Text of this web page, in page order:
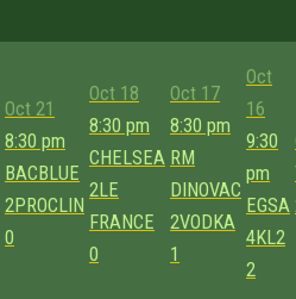
Oct 21
8:30 pm
BACBLUE
2PROCLIN
0
Oct 18
8:30 pm
CHELSEA
2LE
FRANCE
0
Oct 17
8:30 pm
RM
DINOVAC
2VODKA
1
Oct
16
9:30
pm
EGSA
4KL2
2